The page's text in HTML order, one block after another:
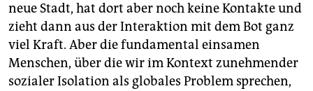
neue Stadt, hat dort aber noch keine Kontakte und
zieht dann aus der Interaktion mit dem Bot ganz
viel Kraft. Aber die fundamental einsamen
Menschen, über die wir im Kontext zunehmender
sozialer Isolation als globales Problem sprechen,